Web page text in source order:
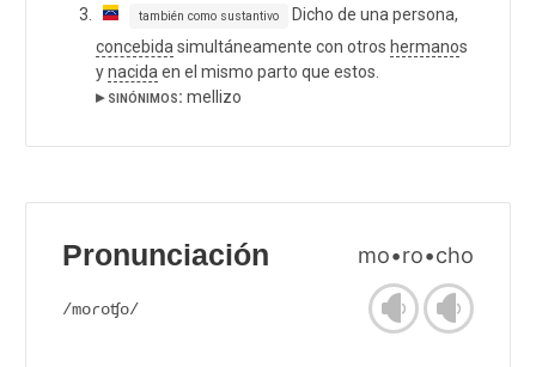
también como sustantivo
Dicho de una persona,
concebida simultáneamente con otros hermanos
ynacida en el mismo parto que estos.
▸ sinónimos: mellizo
Pronunciación mo•ro•cho
/moɾoʧo/